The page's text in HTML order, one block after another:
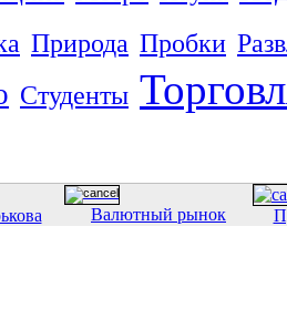
Природа Пробки
Студенты
Валютный рынок